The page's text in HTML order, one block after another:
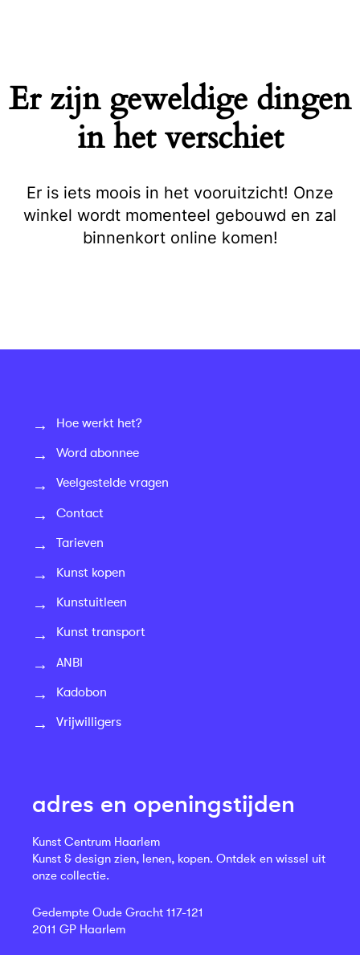
Er zijn geweldige dingen
in het verschiet
Er is iets moois in het vooruitzicht! Onze
winkel wordt momenteel gebouwd en zal
binnenkort online komen!
Hoe werkt het?
Word abonnee
Veelgestelde vragen
Contact
Tarieven
Kunst kopen
Kunstuitleen
Kunst transport
ANBI
Kadobon
Vrijwilligers
adres en openingstijden
Kunst Centrum Haarlem
Kunst & design zien, lenen, kopen. Ontdek en wissel uit
onze collectie.
Gedempte Oude Gracht 117-121
2011 GP Haarlem